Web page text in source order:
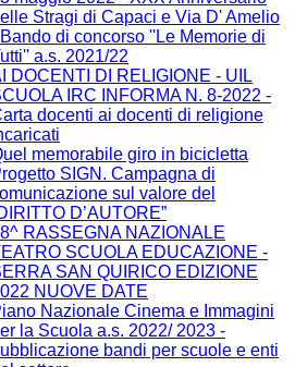
Stragi di Capaci e Via D' Amelio
di concorso ''Le Memorie di
a.s. 2021/22
DOCENTI DI RELIGIONE - UIL
IRC INFORMA N. 8-2022 -
docenti ai docenti di religione
memorabile giro in bicicletta
SIGN. Campagna di
sul valore del
D’AUTORE”
RASSEGNA NAZIONALE
SCUOLA EDUCAZIONE -
SAN QUIRICO EDIZIONE
NUOVE DATE
Nazionale Cinema e Immagini
la Scuola a.s. 2022/ 2023 -
bandi per scuole e enti